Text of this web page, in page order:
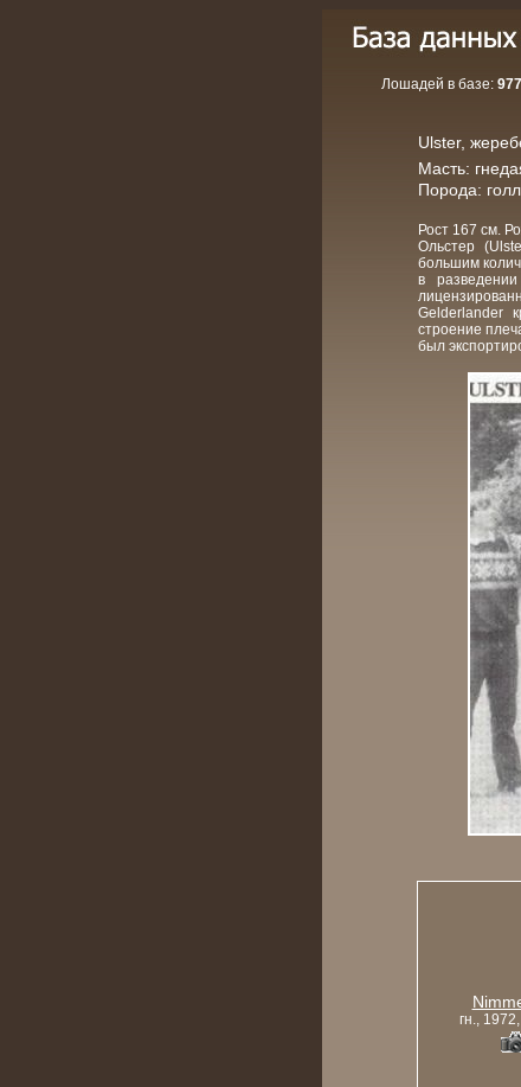
Лошадей в базе:
Ulster,
Масть:
Порода:
Рост 167 см.
Ольстер
большим
в
Gelderlander
строение
был
гн.,